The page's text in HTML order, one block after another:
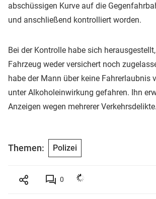
abschüssigen Kurve auf die
und anschließend kontrolliert worden.
Bei der Kontrolle habe sich
Fahrzeug weder versichert noch
habe der Mann über keine Fahrerlaubnis
unter Alkoholeinwirkung gefahren. Ihn
Anzeigen wegen mehrerer Verkehrsdelikte.
Themen: Polizei
0